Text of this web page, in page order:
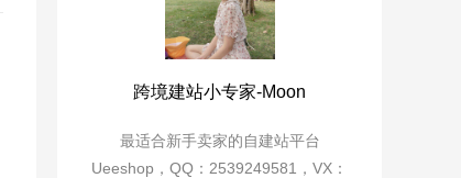
跨境建站小专家-Moon
最适合新手卖家的自建站平台
Ueeshop，QQ：2539249581，VX：